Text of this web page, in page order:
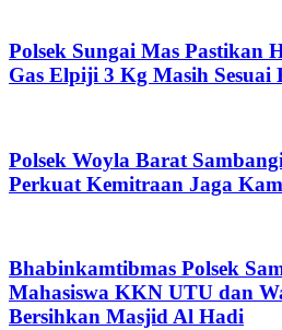
Polsek Sungai Mas Pastikan
Gas Elpiji 3 Kg Masih Sesuai
Polsek Woyla Barat
Perkuat Kemitraan Jaga
Bhabinkamtibmas Polsek
Mahasiswa KKN UTU dan
Bersihkan Masjid Al Hadi